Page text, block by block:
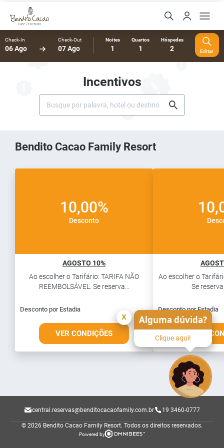
Check-In
06 Ago
Check-Out
07 Ago
Noites
1
Quartos
1
Hóspedes
2 Editar
Incentivos
Bendito Cacao Family Resort
10,00%
Desconto
AGOSTO 10%
Ao escolher o Tarifário: TARIFA NÃO
REEMBOLSÁVEL. Se reserva...
Desconto por Estadia
VER CONDIÇÕES
Ao escolher o
Se
Desconto por Estadia
VER
central.reservas@benditocacaofamily.com.br 19 3460-0777
© 2026 Bendito Cacao Family Resort. Todos os direitos reservados.
Powered by
Alguma dúvida?
Clique aqui!
x